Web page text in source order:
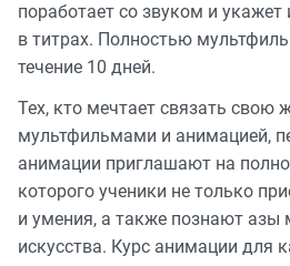
поработает со звуком и укажет
в титрах. Полностью
течение 10 дней.
Тех, кто мечтает связать свою
мультфильмами и анимацией,
анимации приглашают на
которого ученики не только
и умения, а также познают азы
искусства. Курс анимации для